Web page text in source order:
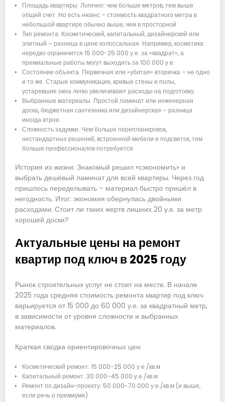
Площадь квартиры. Логично: чем больше метров, тем выше
общий счет. Но есть нюанс – стоимость квадратного метра в
небольшой квартире обычно выше, чем в просторной.
Тип ремонта. Косметический, капитальный, дизайнерский или
элитный – разница в цене колоссальная. Например, косметика
нередко ограничится 15 000-25 000 у.е. за «квадрат», а
премиальные работы могут выходить за 100 000 у.е.
Состояние объекта. Первичная или «убитая» вторичка – не одно
и то же. Старые коммуникации, кривые стены и полы,
устаревшие окна легко увеличивают расходы на подготовку.
Выбранные материалы. Простой ламинат или инженерная
доска, бюджетная сантехника или дизайнерская – разница
иногда втрое.
Сложность задумки. Чем больше перепланировок,
нестандартных решений, встроенной мебели и подсветок, тем
больше профессионалов потребуется.
История из жизни: Знакомый решил «сэкономить» и
выбрать дешёвый ламинат для всей квартиры. Через год
пришлось переделывать – материал быстро пришёл в
негодность. Итог: экономия обернулась двойными
расходами. Стоит ли таких жертв лишних 20 у.е. за метр
хорошей доски?
Актуальные цены на ремонт
квартир под ключ в 2025 году
Рынок строительных услуг не стоит на месте. В начале
2025 года средняя стоимость ремонта квартир под ключ
варьируется от 15 000 до 60 000 у.е. за квадратный метр,
в зависимости от уровня сложности и выбранных
материалов.
Краткая сводка ориентировочных цен:
Косметический ремонт: 15 000-25 000 у.е./кв.м
Капитальный ремонт: 30 000-45 000 у.е./кв.м
Ремонт по дизайн-проекту: 50 000-70 000 у.е./кв.м (и выше,
если речь о премиуме)